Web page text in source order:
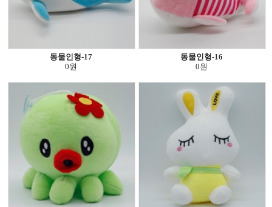
동물인형-17
0원
동물인형-16
0원